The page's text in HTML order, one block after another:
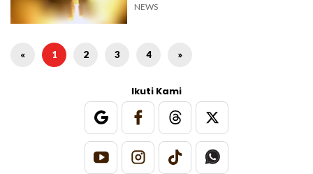
NEWS
« 1 2 3 4 »
Ikuti Kami